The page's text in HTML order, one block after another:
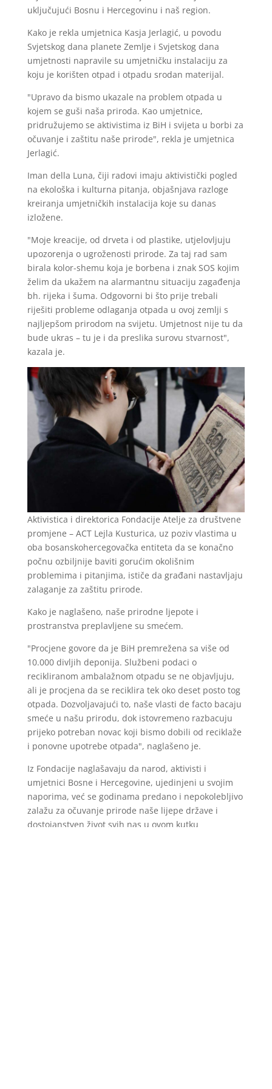
uključujući Bosnu i Hercegovinu i naš region.
Kako je rekla umjetnica Kasja Jerlagić, u povodu
Svjetskog dana planete Zemlje i Svjetskog dana
umjetnosti napravile su umjetničku instalaciju za
koju je korišten otpad i otpadu srodan materijal.
"Upravo da bismo ukazale na problem otpada u
kojem se guši naša priroda. Kao umjetnice,
pridružujemo se aktivistima iz BiH i svijeta u borbi za
očuvanje i zaštitu naše prirode", rekla je umjetnica
Jerlagić.
Iman della Luna, čiji radovi imaju aktivistički pogled
na ekološka i kulturna pitanja, objašnjava razloge
kreiranja umjetničkih instalacija koje su danas
izložene.
"Moje kreacije, od drveta i od plastike, utjelovljuju
upozorenja o ugroženosti prirode. Za taj rad sam
birala kolor-shemu koja je borbena i znak SOS kojim
želim da ukažem na alarmantnu situaciju zagađenja
bh. rijeka i šuma. Odgovorni bi što prije trebali
riješiti probleme odlaganja otpada u ovoj zemlji s
najljepšom prirodom na svijetu. Umjetnost nije tu da
bude ukras – tu je i da preslika surovu stvarnost",
kazala je.
Aktivistica i direktorica Fondacije Atelje za društvene
promjene – ACT Lejla Kusturica, uz poziv vlastima u
oba bosanskohercegovačka entiteta da se konačno
počnu ozbiljnije baviti gorućim okolišnim
problemima i pitanjima, ističe da građani nastavljaju
zalaganje za zaštitu prirode.
Kako je naglašeno, naše prirodne ljepote i
prostranstva preplavljene su smećem.
"Procjene govore da je BiH premrežena sa više od
10.000 divljih deponija. Službeni podaci o
recikliranom ambalažnom otpadu se ne objavljuju,
ali je procjena da se reciklira tek oko deset posto tog
otpada. Dozvoljavajući to, naše vlasti de facto bacaju
smeće u našu prirodu, dok istovremeno razbacuju
prijeko potreban novac koji bismo dobili od reciklaže
i ponovne upotrebe otpada", naglašeno je.
Iz Fondacije naglašavaju da narod, aktivisti i
umjetnici Bosne i Hercegovine, ujedinjeni u svojim
naporima, već se godinama predano i nepokolebljivo
zalažu za očuvanje prirode naše lijepe države i
dostojanstven život svih nas u ovom kutku